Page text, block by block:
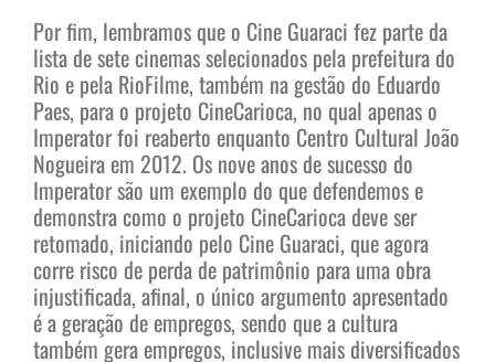
Por fim, lembramos que o Cine Guaraci fez parte da
lista de sete cinemas selecionados pela prefeitura do
Rio e pela RioFilme, também na gestão do Eduardo
Paes, para o projeto CineCarioca, no qual apenas o
Imperator foi reaberto enquanto Centro Cultural João
Nogueira em 2012. Os nove anos de sucesso do
Imperator são um exemplo do que defendemos e
demonstra como o projeto CineCarioca deve ser
retomado, iniciando pelo Cine Guaraci, que agora
corre risco de perda de patrimônio para uma obra
injustificada, afinal, o único argumento apresentado
é a geração de empregos, sendo que a cultura
também gera empregos, inclusive mais diversificados